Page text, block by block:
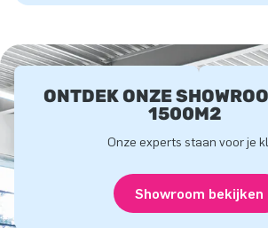
ONTDEK ONZE
1500M2
Onze experts staan voor je
Showroom bekijken